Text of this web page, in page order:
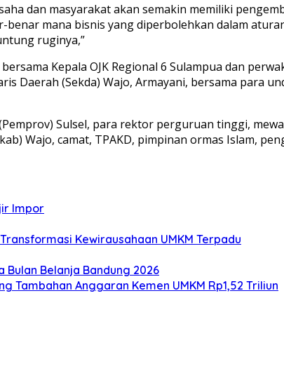
dan masyarakat akan semakin memiliki
mana bisnis yang diperbolehkan dalam
ruginya,”
Kepala OJK Regional 6 Sulampua dan
Daerah (Sekda) Wajo, Armayani, bersama para
Sulsel, para rektor perguruan tinggi,
Wajo, camat, TPAKD, pimpinan ormas Islam,
Impor
Kewirausahaan UMKM Terpadu
Bulan Belanja Bandung 2026
Tambahan Anggaran Kemen UMKM Rp1,52 Triliun